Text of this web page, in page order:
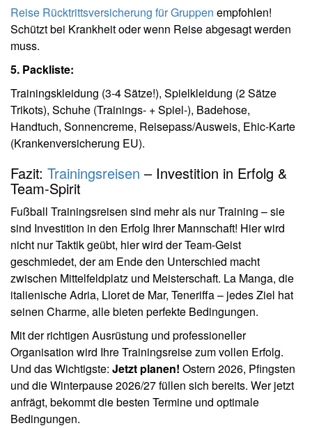
Reise Rücktrittsversicherung für Gruppen empfohlen!
Schützt bei Krankheit oder wenn Reise abgesagt werden
muss.
5. Packliste:
Trainingskleidung (3-4 Sätze!), Spielkleidung (2 Sätze
Trikots), Schuhe (Trainings- + Spiel-), Badehose,
Handtuch, Sonnencreme, Reisepass/Ausweis, Ehic-Karte
(Krankenversicherung EU).
Fazit: Trainingsreisen – Investition in Erfolg &
Team-Spirit
Fußball Trainingsreisen sind mehr als nur Training – sie
sind Investition in den Erfolg Ihrer Mannschaft! Hier wird
nicht nur Taktik geübt, hier wird der Team-Geist
geschmiedet, der am Ende den Unterschied macht
zwischen Mittelfeldplatz und Meisterschaft. La Manga, die
italienische Adria, Lloret de Mar, Teneriffa – jedes Ziel hat
seinen Charme, alle bieten perfekte Bedingungen.
Mit der richtigen Ausrüstung und professioneller
Organisation wird Ihre Trainingsreise zum vollen Erfolg.
Und das Wichtigste: Jetzt planen! Ostern 2026, Pfingsten
und die Winterpause 2026/27 füllen sich bereits. Wer jetzt
anfrägt, bekommt die besten Termine und optimale
Bedingungen.